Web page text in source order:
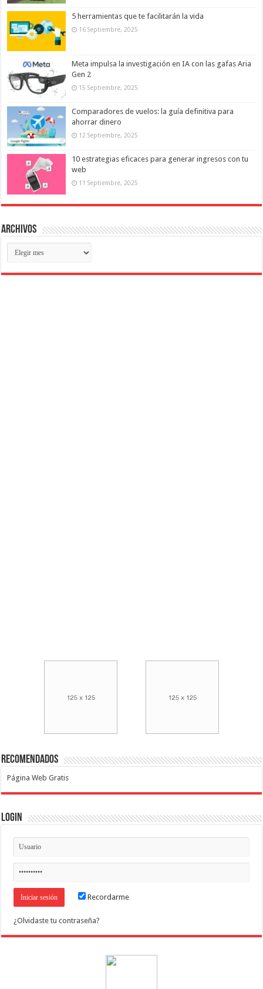
5 herramientas que te facilitarán la vida
16 Septiembre, 2025
Meta impulsa la investigación en IA con las gafas Aria
Gen 2
15 Septiembre, 2025
Comparadores de vuelos: la guía definitiva para
ahorrar dinero
12 Septiembre, 2025
10 estrategias eficaces para generar ingresos con tu
web
11 Septiembre, 2025
Archivos
Recomendados
Página Web Gratis
Login
Recordarme
¿Olvidaste tu contraseña?